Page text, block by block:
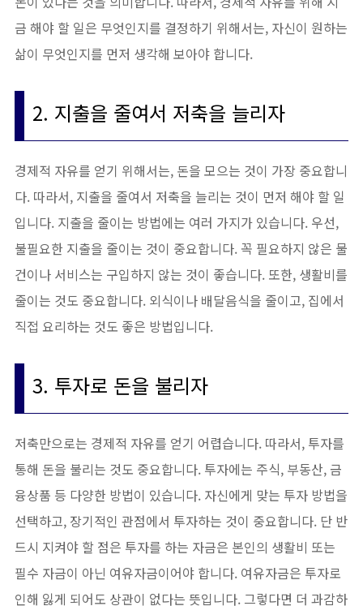
금 해야 할 일은 무엇인지를 결정하기 위해서는, 자신이 원하는
삶이 무엇인지를 먼저 생각해 보아야 합니다.
2. 지출을 줄여서 저축을 늘리자
경제적 자유를 얻기 위해서는, 돈을 모으는 것이 가장 중요합니
다. 따라서, 지출을 줄여서 저축을 늘리는 것이 먼저 해야 할 일
입니다. 지출을 줄이는 방법에는 여러 가지가 있습니다. 우선,
불필요한 지출을 줄이는 것이 중요합니다. 꼭 필요하지 않은 물
건이나 서비스는 구입하지 않는 것이 좋습니다. 또한, 생활비를
줄이는 것도 중요합니다. 외식이나 배달음식을 줄이고, 집에서
직접 요리하는 것도 좋은 방법입니다.
3. 투자로 돈을 불리자
저축만으로는 경제적 자유를 얻기 어렵습니다. 따라서, 투자를
통해 돈을 불리는 것도 중요합니다. 투자에는 주식, 부동산, 금
융상품 등 다양한 방법이 있습니다. 자신에게 맞는 투자 방법을
선택하고, 장기적인 관점에서 투자하는 것이 중요합니다. 단 반
드시 지켜야 할 점은 투자를 하는 자금은 본인의 생활비 또는
필수 자금이 아닌 여유자금이어야 합니다. 여유자금은 투자로
인해 잃게 되어도 상관이 없다는 뜻입니다. 그렇다면 더 과감하